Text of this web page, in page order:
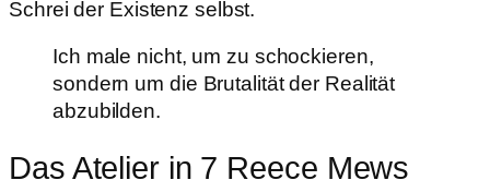
Schrei der Existenz selbst.
Ich male nicht, um zu schockieren,
sondern um die Brutalität der Realität
abzubilden.
Das Atelier in 7 Reece Mews